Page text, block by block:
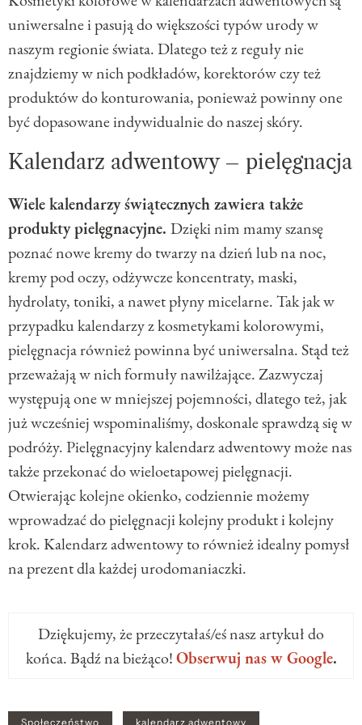
uniwersalne i pasują do większości typów urody w
naszym regionie świata. Dlatego też z reguły nie
znajdziemy w nich podkładów, korektorów czy też
produktów do konturowania, ponieważ powinny one
być dopasowane indywidualnie do naszej skóry.
Kalendarz adwentowy – pielęgnacja
Wiele kalendarzy świątecznych zawiera także
produkty pielęgnacyjne. Dzięki nim mamy szansę
poznać nowe kremy do twarzy na dzień lub na noc,
kremy pod oczy, odżywcze koncentraty, maski,
hydrolaty, toniki, a nawet płyny micelarne. Tak jak w
przypadku kalendarzy z kosmetykami kolorowymi,
pielęgnacja również powinna być uniwersalna. Stąd też
przeważają w nich formuły nawilżające. Zazwyczaj
występują one w mniejszej pojemności, dlatego też, jak
już wcześniej wspominaliśmy, doskonale sprawdzą się w
podróży. Pielęgnacyjny kalendarz adwentowy może nas
także przekonać do wieloetapowej pielęgnacji.
Otwierając kolejne okienko, codziennie możemy
wprowadzać do pielęgnacji kolejny produkt i kolejny
krok. Kalendarz adwentowy to również idealny pomysł
na prezent dla każdej urodomaniaczki.
Dziękujemy, że przeczytałaś/eś nasz artykuł do
końca. Bądź na bieżąco!Obserwuj nas w Google.